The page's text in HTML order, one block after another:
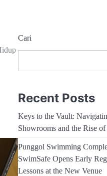
Cari
Recent Posts
Keys to the Vault:
Showrooms and the Rise
Punggol Swimming
SwimSafe Opens Early
Lessons at the New Venue